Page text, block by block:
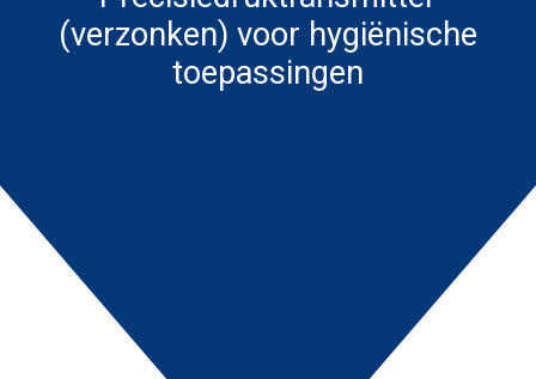
(verzonken) voor hygiënische
toepassingen